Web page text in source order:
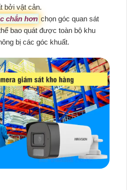
bởi vật cản.
chắn hơn chọn góc quan sát
bao quát được toàn bộ khu
bị các góc khuất.